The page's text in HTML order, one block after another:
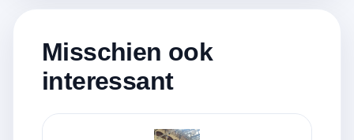
Misschien ook
interessant